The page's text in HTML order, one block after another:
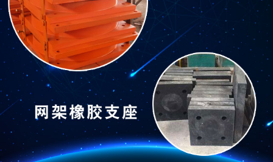
网架钢铰支座 网架钢铰支座
网架钢铰支座 网架钢铰支座